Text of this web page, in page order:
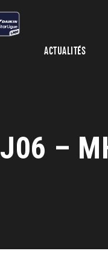
ACTUALITÉS
J06 –